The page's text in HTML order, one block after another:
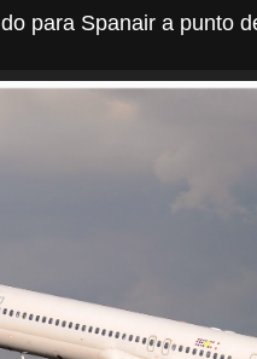
para Spanair a punto